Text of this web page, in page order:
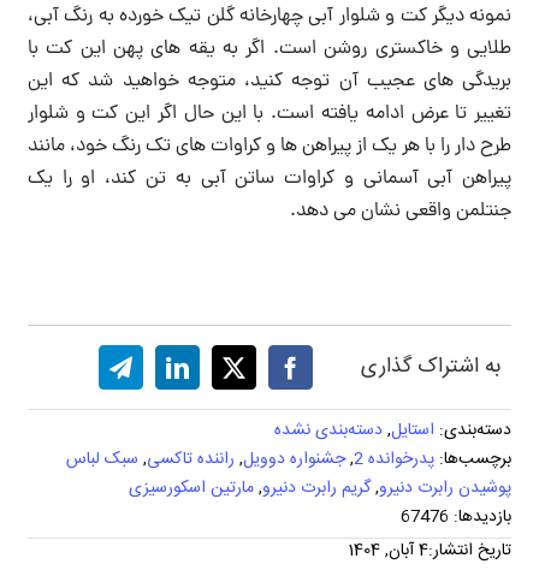
نمونه دیگر کت و شلوار آبی چهارخانه گلن تیک خورده به رنگ آبی،
طلایی و خاکستری روشن است. اگر به یقه های پهن این کت با
بریدگی های عجیب آن توجه کنید، متوجه خواهید شد که این
تغییر تا عرض ادامه یافته است. با این حال اگر این کت و شلوار
طرح دار را با هر یک از پیراهن ها و کراوات های تک رنگ خود، مانند
پیراهن آبی آسمانی و کراوات ساتن آبی به تن کند، او را یک
جنتلمن واقعی نشان می دهد.
به اشتراک گذاری
دسته‌بندی: استایل,دسته‌بندی نشده
برچسب‌ها: پدرخوانده 2 ,جشنواره دوویل, راننده تاکسی, سبک لباس
پوشیدن رابرت دنیرو,گریم رابرت دنیرو,مارتین اسکورسیزی
بازدیدها: 67476
تاریخ انتشار:4 آبان, 1404